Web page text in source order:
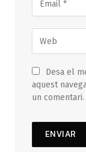
Desa el
aquest
un comentari.